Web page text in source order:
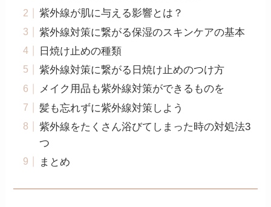
紫外線が肌に与える影響とは？
紫外線対策に繋がる保湿のスキンケアの基本
日焼け止めの種類
紫外線対策に繋がる日焼け止めのつけ方
メイク用品も紫外線対策ができるものを
髪も忘れずに紫外線対策しよう
紫外線をたくさん浴びてしまった時の対処法3
つ
まとめ